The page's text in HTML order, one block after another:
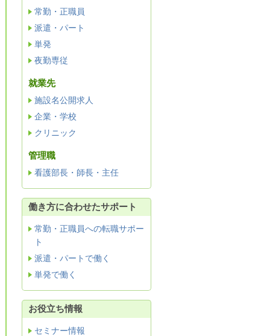
常勤・正職員
派遣・パート
単発
夜勤専従
就業先
施設名公開求人
企業・学校
クリニック
管理職
看護部長・師長・主任
働き方に合わせたサポート
常勤・正職員への転職サポー
ト
派遣・パートで働く
単発で働く
お役立ち情報
セミナー情報